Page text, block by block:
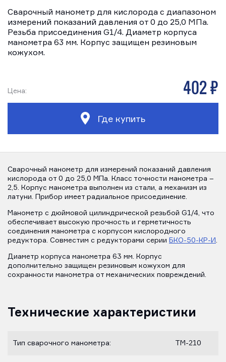
Сварочный манометр для кислорода с диапазоном
измерений показаний давления от 0 до 25,0 МПа.
Резьба присоединения G1/4. Диаметр корпуса
манометра 63 мм. Корпус защищен резиновым
кожухом.
Цена: 402 р
Где купить
Сварочный манометр для измерений показаний давления
кислорода от 0 до 25,0 МПа. Класс точности манометра –
2,5. Корпус манометра выполнен из стали, а механизм из
латуни. Прибор имеет радиальное присоединение.
Манометр с дюймовой цилиндрической резьбой G1/4, что
обеспечивает высокую прочность и герметичность
соединения манометра с корпусом кислородного
редуктора. Совместим с редукторами серии БКО-50-КР-И
Диаметр корпуса манометра 63 мм. Корпус
дополнительно защищен резиновым кожухом для
сохранности манометра от механических повреждений.
Технические характеристики
Тип сварочного манометра: ТМ-210